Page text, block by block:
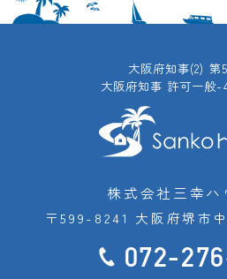
大阪府知事(2) 第
大阪府知事 許可一般-
株式会社三幸ハ
〒599-8241 大阪府堺市
072-